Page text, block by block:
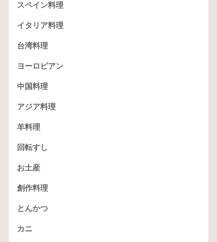
スペイン料理
イタリア料理
台湾料理
ヨーロピアン
中国料理
アジア料理
羊料理
回転すし
お土産
創作料理
とんかつ
カニ